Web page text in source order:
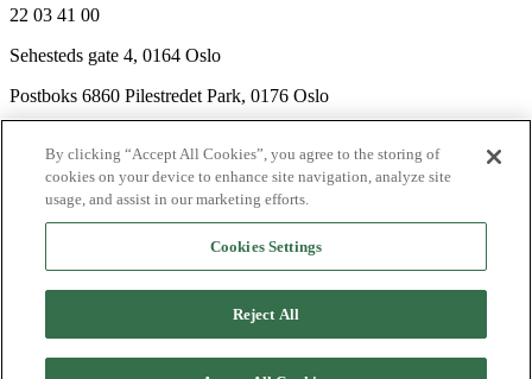
22 03 41 00
Sehesteds gate 4, 0164 Oslo
Postboks 6860 Pilestredet Park, 0176 Oslo
Nyhetsbrev
Ledige stillinger
Send inn manus
Agency
By clicking “Accept All Cookies”, you agree to the storing of
cookies on your device to enhance site navigation, analyze site
usage, and assist in our marketing efforts.
Cookies Settings
Reject All